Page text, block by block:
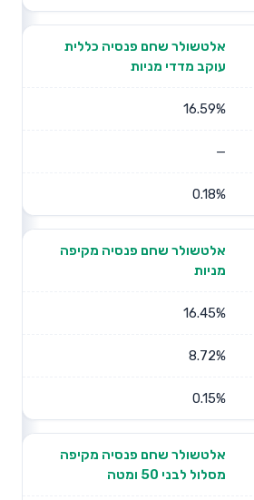
אלטשולר שחם פנסיה כללית
עוקב מדדי מניות
16.59%
—
0.18%
אלטשולר שחם פנסיה מקיפה
מניות
16.45%
8.72%
0.15%
אלטשולר שחם פנסיה מקיפה
מסלול לבני 50 ומטה